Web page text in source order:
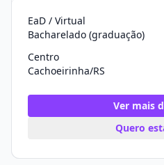
EaD / Virtual
Bacharelado (graduação)
Centro
Cachoeirinha/RS
Ver mais
Quero